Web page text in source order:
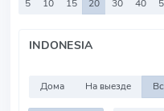
5 10 15 20 30 40
INDONESIA
Дома На выезде